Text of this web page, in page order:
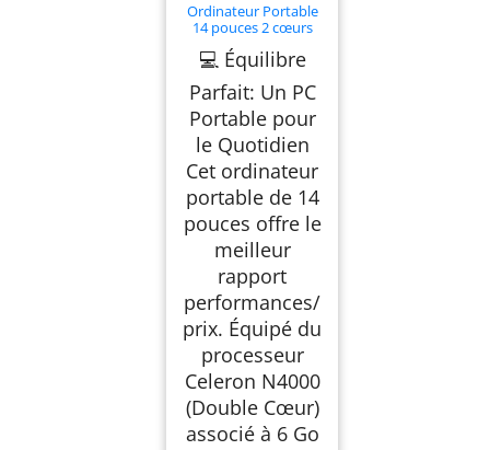
Ordinateur Portable
14 pouces 2 cœurs
(jusqu’à 2,6 GHz) PC
Portable 6 Go DDR4
128 Go SSD, WiFi 5G,
Mini-HDMI, Design
Sans Ventilateur
Computer, Idéal pour
Étudiants, Entreprise
– Souris Incluse
💻 Équilibre
Parfait: Un PC
Portable pour
le Quotidien
Cet ordinateur
portable de 14
pouces offre le
meilleur
rapport
performances/
prix. Équipé du
processeur
Celeron N4000
(Double Cœur)
associé à 6 Go